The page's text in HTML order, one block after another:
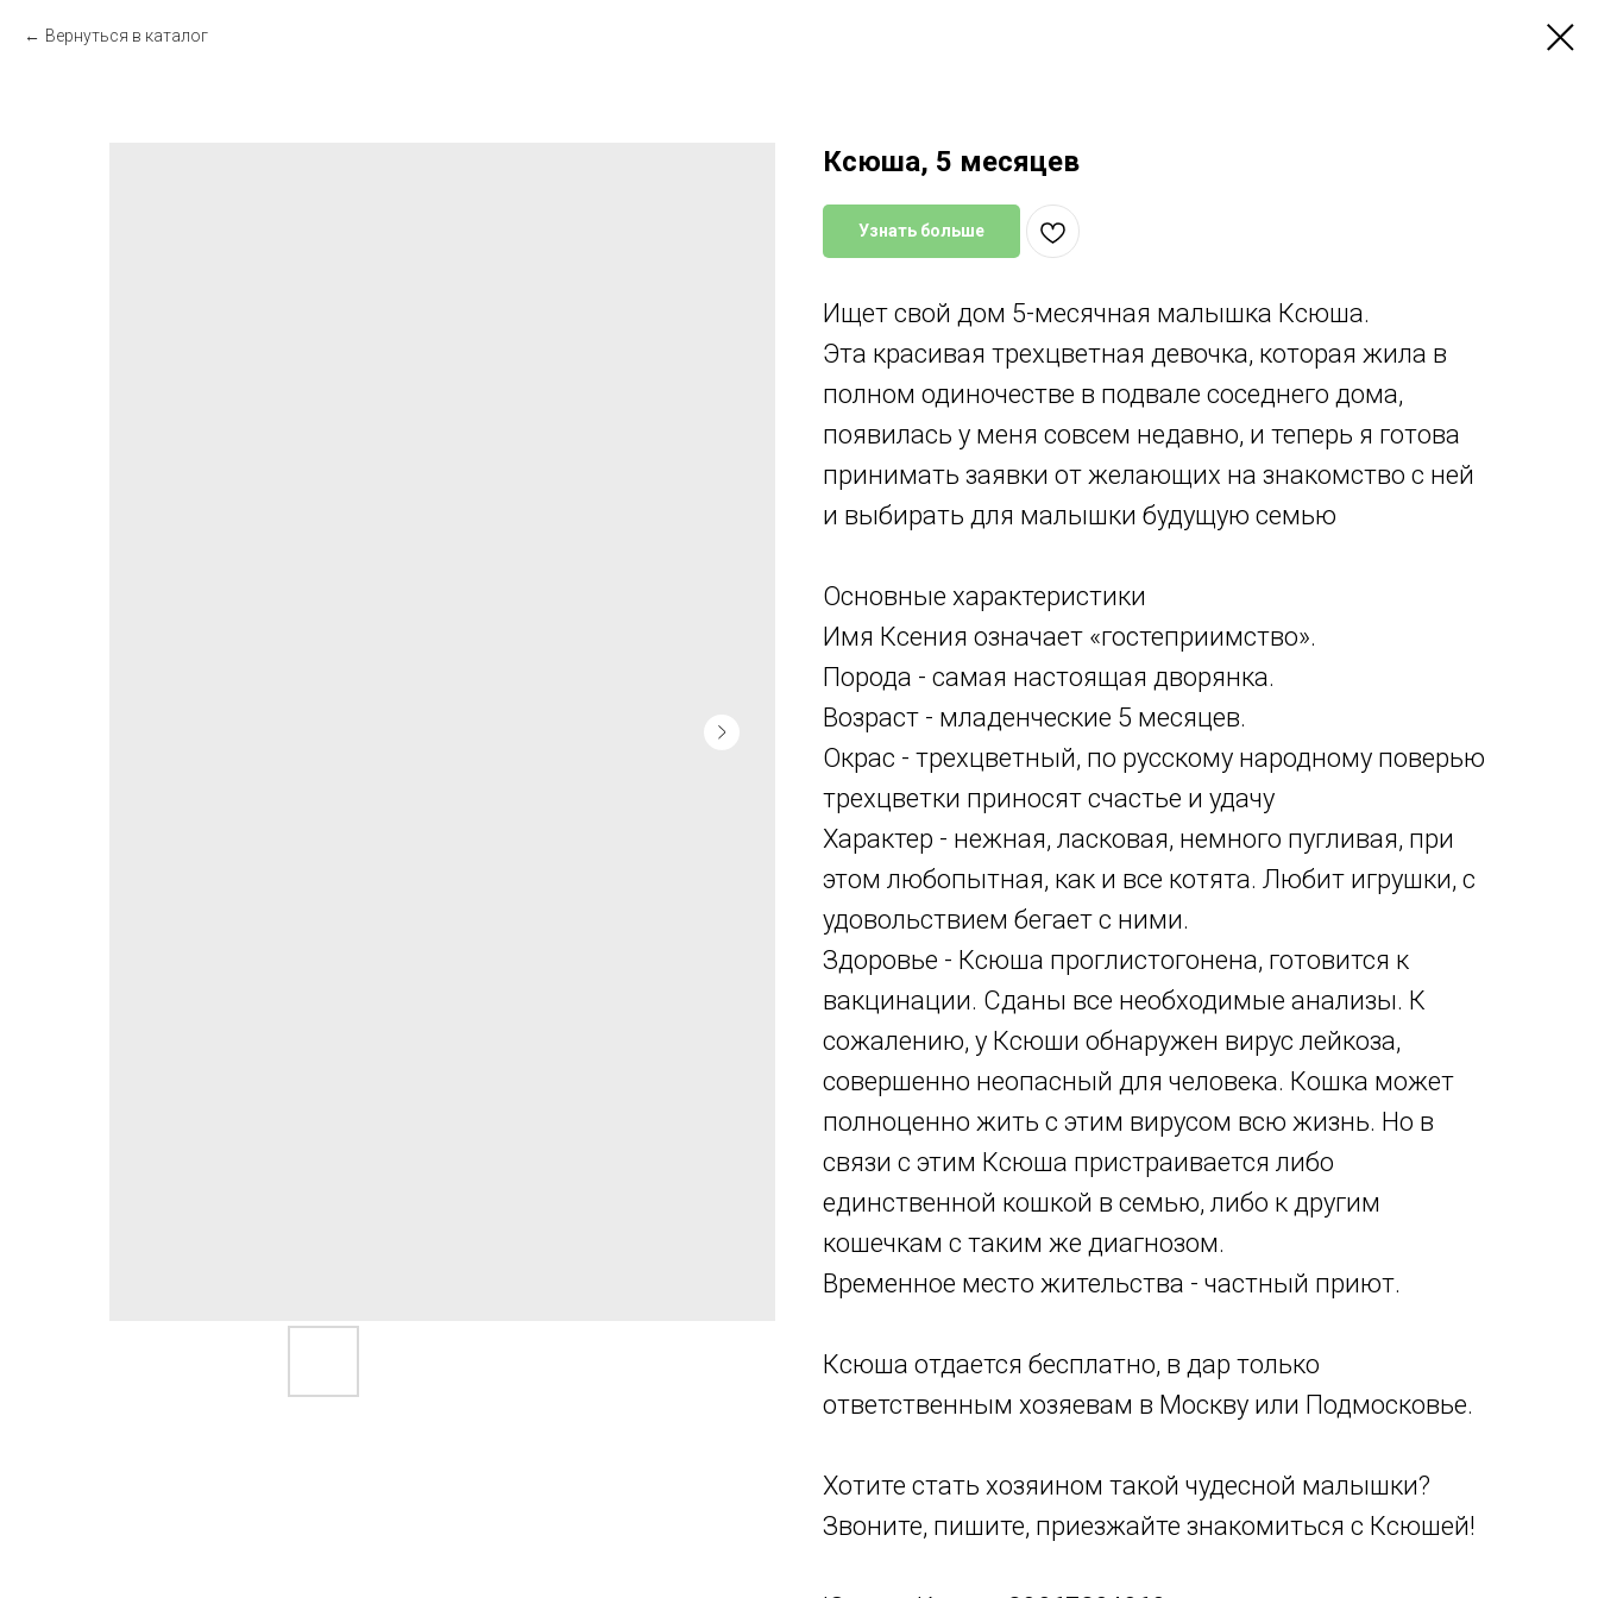
Вернуться в каталог
Ксюша, 5 месяцев
Узнать больше
Ищет свой дом 5-месячная малышка Ксюша.
Эта красивая трехцветная девочка, которая жила в
полном одиночестве в подвале соседнего дома,
появилась у меня совсем недавно, и теперь я готова
принимать заявки от желающих на знакомство с ней
и выбирать для малышки будущую семью
Основные характеристики
Имя Ксения означает «гостеприимство».
Порода - самая настоящая дворянка.
Возраст - младенческие 5 месяцев.
Окрас - трехцветный, по русскому народному поверью
трехцветки приносят счастье и удачу
Характер - нежная, ласковая, немного пугливая, при
этом любопытная, как и все котята. Любит игрушки, с
удовольствием бегает с ними.
Здоровье - Ксюша проглистогонена, готовится к
вакцинации. Сданы все необходимые анализы. К
сожалению, у Ксюши обнаружен вирус лейкоза,
совершенно неопасный для человека. Кошка может
полноценно жить с этим вирусом всю жизнь. Но в
связи с этим Ксюша пристраивается либо
единственной кошкой в семью, либо к другим
кошечкам с таким же диагнозом.
Временное место жительства - частный приют.
Ксюша отдается бесплатно, в дар только
ответственным хозяевам в Москву или Подмосковье.
Хотите стать хозяином такой чудесной малышки?
Звоните, пишите, приезжайте знакомиться с Ксюшей!